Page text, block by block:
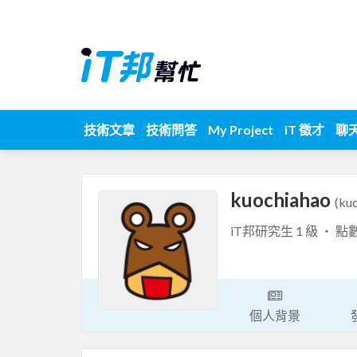
技術文章 技術問答 My Project iT 徵才 聊
kuochiahao
iT邦研究生 1 級 ‧ 點
個人背景